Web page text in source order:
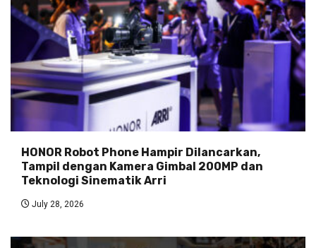
HONOR Robot Phone Hampir Dilancarkan,
Tampil dengan Kamera Gimbal 200MP dan
Teknologi Sinematik Arri
July 28, 2026